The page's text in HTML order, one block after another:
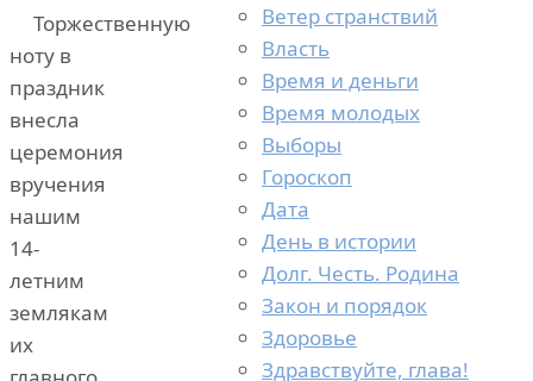
Торжественную
ноту в
праздник
внесла
церемония
вручения
нашим
14-
летним
землякам
их
Ветер странствий
Власть
Время и деньги
Время молодых
Выборы
Гороскоп
Дата
День в истории
Долг. Честь. Родина
Закон и порядок
Здоровье
Здравствуйте, глава!